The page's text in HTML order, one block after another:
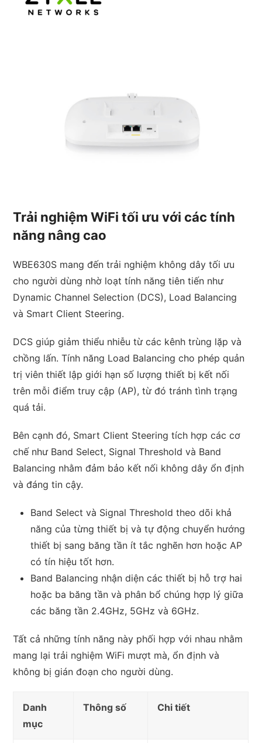
Trải nghiệm WiFi tối ưu với các tính
năng nâng cao
WBE630S mang đến trải nghiệm không dây tối ưu
cho người dùng nhờ loạt tính năng tiên tiến như
Dynamic Channel Selection (DCS), Load Balancing
và Smart Client Steering.
DCS giúp giảm thiểu nhiễu từ các kênh trùng lặp và
chồng lấn. Tính năng Load Balancing cho phép quản
trị viên thiết lập giới hạn số lượng thiết bị kết nối
trên mỗi điểm truy cập (AP), từ đó tránh tình trạng
quá tải.
Bên cạnh đó, Smart Client Steering tích hợp các cơ
chế như Band Select, Signal Threshold và Band
Balancing nhằm đảm bảo kết nối không dây ổn định
và đáng tin cậy.
Band Select và Signal Threshold theo dõi khả
năng của từng thiết bị và tự động chuyển hướng
thiết bị sang băng tần ít tắc nghẽn hơn hoặc AP
có tín hiệu tốt hơn.
Band Balancing nhận diện các thiết bị hỗ trợ hai
hoặc ba băng tần và phân bổ chúng hợp lý giữa
các băng tần 2.4GHz, 5GHz và 6GHz.
Tất cả những tính năng này phối hợp với nhau nhằm
mang lại trải nghiệm WiFi mượt mà, ổn định và
không bị gián đoạn cho người dùng.
Danh
mục
Thông số Chi tiết